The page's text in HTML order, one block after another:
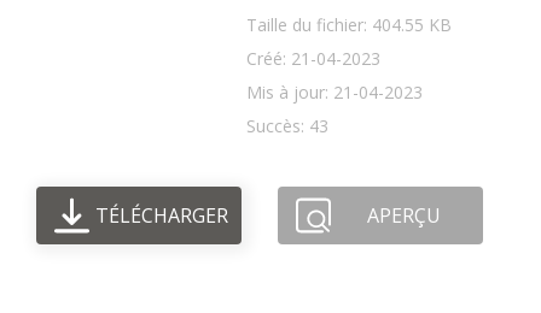
Taille du fichier: 404.55 KB
Créé: 21-04-2023
Mis à jour: 21-04-2023
Succès: 43
TÉLÉCHARGER APERÇU